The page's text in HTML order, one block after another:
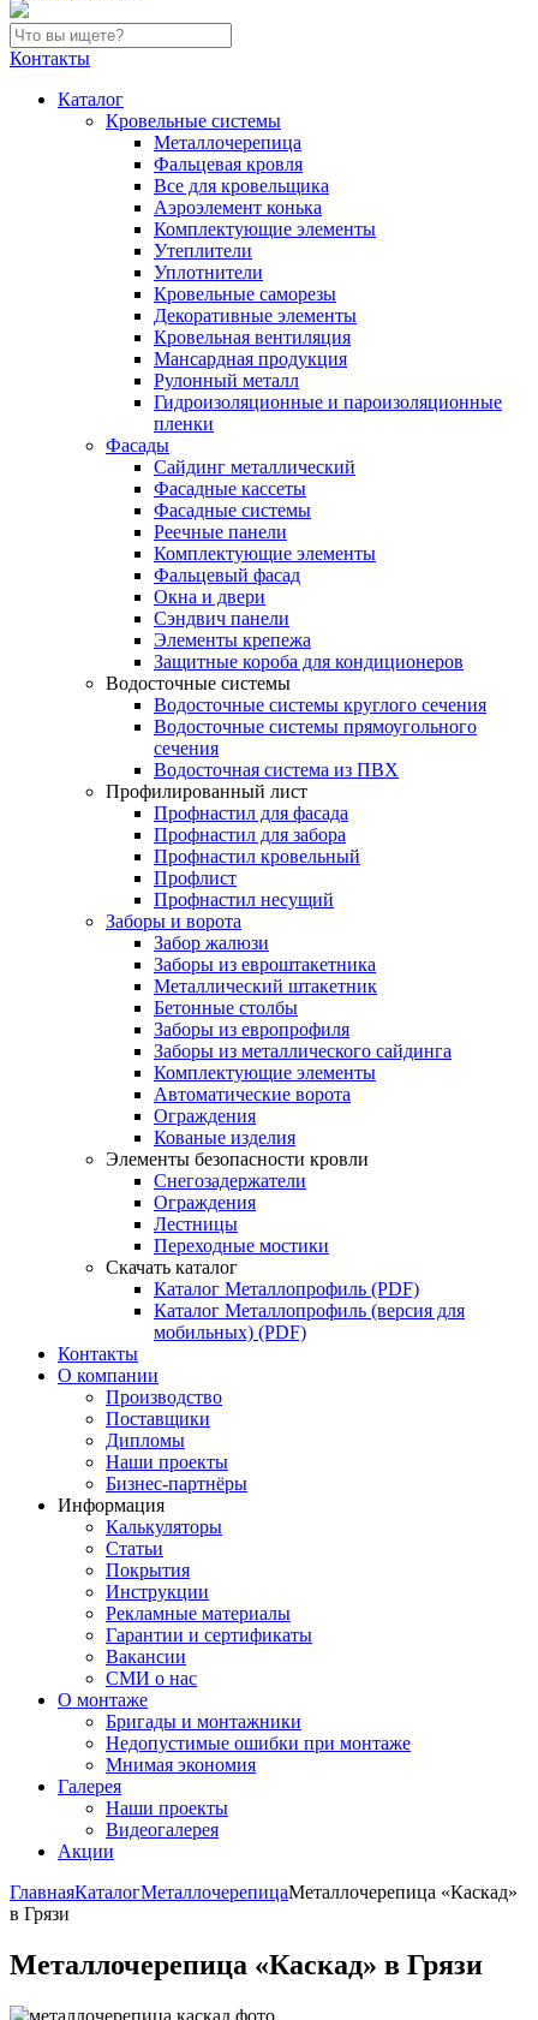
Контакты
Каталог
Кровельные системы
Металлочерепица
Фальцевая кровля
Все для кровельщика
Аэроэлемент конька
Комплектующие элементы
Утеплители
Уплотнители
Кровельные саморезы
Декоративные элементы
Кровельная вентиляция
Мансардная продукция
Рулонный металл
Гидроизоляционные и пароизоляционные
пленки
Фасады
Сайдинг металлический
Фасадные кассеты
Фасадные системы
Реечные панели
Комплектующие элементы
Фальцевый фасад
Окна и двери
Сэндвич панели
Элементы крепежа
Защитные короба для кондиционеров
Водосточные системы
Водосточные системы круглого сечения
Водосточные системы прямоугольного
сечения
Водосточная система из ПВХ
Профилированный лист
Профнастил для фасада
Профнастил для забора
Профнастил кровельный
Профлист
Профнастил несущий
Заборы и ворота
Забор жалюзи
Заборы из евроштакетника
Металлический штакетник
Бетонные столбы
Заборы из европрофиля
Заборы из металлического сайдинга
Комплектующие элементы
Автоматические ворота
Ограждения
Кованые изделия
Элементы безопасности кровли
Снегозадержатели
Ограждения
Лестницы
Переходные мостики
Скачать каталог
Каталог Металлопрофиль (PDF)
Каталог Металлопрофиль (версия для
мобильных) (PDF)
Контакты
О компании
Производство
Поставщики
Дипломы
Наши проекты
Бизнес-партнёры
Информация
Калькуляторы
Статьи
Покрытия
Инструкции
Рекламные материалы
Гарантии и сертификаты
Вакансии
СМИ о нас
О монтаже
Бригады и монтажники
Недопустимые ошибки при монтаже
Мнимая экономия
Галерея
Наши проекты
Видеогалерея
Акции
ГлавнаяКаталогМеталлочерепицаМеталлочерепица «Каскад»
в Грязи
Металлочерепица «Каскад» в Грязи